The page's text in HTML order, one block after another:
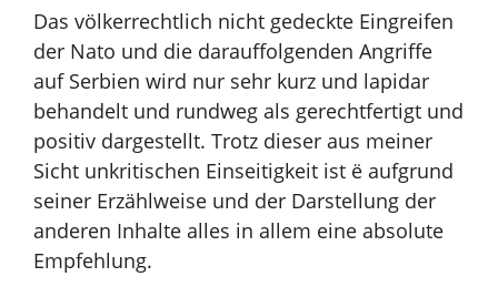
Das völkerrechtlich nicht gedeckte Eingreifen
der Nato und die darauffolgenden Angriffe
auf Serbien wird nur sehr kurz und lapidar
behandelt und rundweg als gerechtfertigt und
positiv dargestellt. Trotz dieser aus meiner
Sicht unkritischen Einseitigkeit ist ë aufgrund
seiner Erzählweise und der Darstellung der
anderen Inhalte alles in allem eine absolute
Empfehlung.